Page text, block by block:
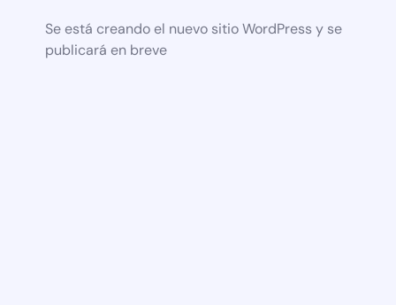
Se está creando el nuevo sitio WordPress y se
publicará en breve